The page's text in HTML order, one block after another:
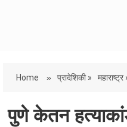
Home » प्रादेशिकी » महाराष्ट्र
पुणे केतन